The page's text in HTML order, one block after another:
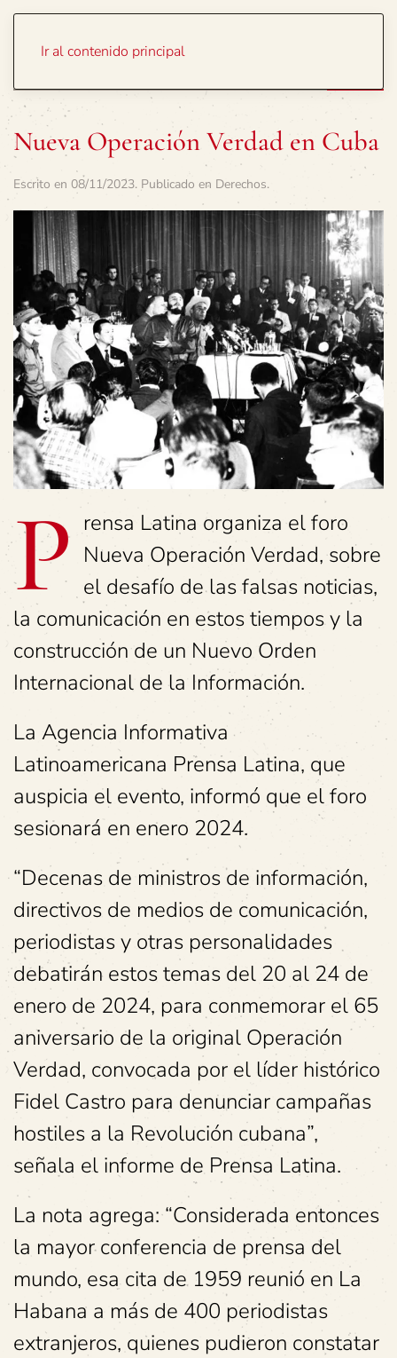
Ir al contenido principal
Nueva Operación Verdad en Cuba
Escrito en 08/11/2023. Publicado en Derechos.
P rensa Latina organiza el foro
Nueva Operación Verdad, sobre
el desafío de las falsas noticias,
la comunicación en estos tiempos y la
construcción de un Nuevo Orden
Internacional de la Información.
La Agencia Informativa
Latinoamericana Prensa Latina, que
auspicia el evento, informó que el foro
sesionará en enero 2024.
“Decenas de ministros de información,
directivos de medios de comunicación,
periodistas y otras personalidades
debatirán estos temas del 20 al 24 de
enero de 2024, para conmemorar el 65
aniversario de la original Operación
Verdad, convocada por el líder histórico
Fidel Castro para denunciar campañas
hostiles a la Revolución cubana”,
señala el informe de Prensa Latina.
La nota agrega: “Considerada entonces
la mayor conferencia de prensa del
mundo, esa cita de 1959 reunió en La
Habana a más de 400 periodistas
extranjeros, quienes pudieron constatar